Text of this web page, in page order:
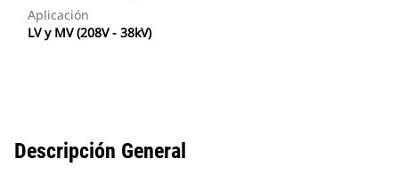
Aplicación
LV y MV (208V - 38kV)
Descripción General